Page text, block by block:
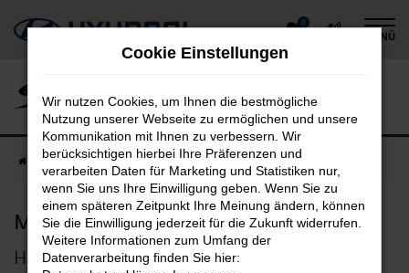
Zum
Hauptinhalt
0
MENÜ
Startseite Fahrzeuge Modellübersicht
Modellübersicht
Hyundai
Cookie Einstellungen
Wir nutzen Cookies, um Ihnen die bestmögliche
Nutzung unserer Webseite zu ermöglichen und unsere
Kommunikation mit Ihnen zu verbessern. Wir
berücksichtigen hierbei Ihre Präferenzen und
verarbeiten Daten für Marketing und Statistiken nur,
wenn Sie uns Ihre Einwilligung geben. Wenn Sie zu
einem späteren Zeitpunkt Ihre Meinung ändern, können
Sie die Einwilligung jederzeit für die Zukunft widerrufen.
Weitere Informationen zum Umfang der
Datenverarbeitung finden Sie hier: